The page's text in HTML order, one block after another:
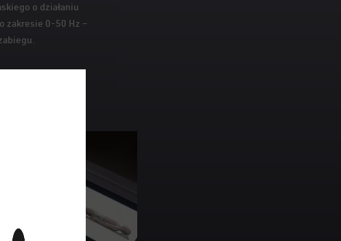
o działaniu
zakresie 0-50 Hz –